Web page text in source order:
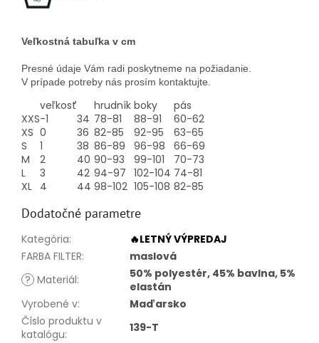
Veľkostná tabuľka v cm
Presné údaje Vám radi poskytneme na požiadanie.
V prípade potreby nás prosím kontaktujte.
veľkosť hrudník boky
pás
XXS-1 34 78-81 88-91
60-62
XS 0 36 82-85 92-95
63-65
S
1 38 86-89 96-98
66-69
M
2 40 90-93 99-101
70-73
L
3 42 94-97 102-104 74-81
XL 4 44 98-102 105-108 82-85
Dodatočné parametre
Kategória:
🔥LETNÝ VÝPREDAJ
FARBA FILTER:
maslová
? Materiál:
50% polyestér, 45% bavlna, 5%
elastán
Vyrobené v:
Maďarsko
Číslo produktu v
katalógu: 139-T